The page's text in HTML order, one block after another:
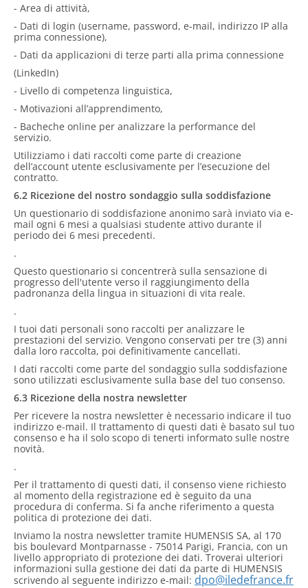
- Area di attività,
- Dati di login (username, password, e-mail, indirizzo IP alla
prima connessione),
- Dati da applicazioni di terze parti alla prima connessione
(LinkedIn)
- Livello di competenza linguistica,
- Motivazioni all’apprendimento,
- Bacheche online per analizzare la performance del
servizio.
Utilizziamo i dati raccolti come parte di creazione
dell’account utente esclusivamente per l’esecuzione del
contratto.
6.2 Ricezione del nostro sondaggio sulla soddisfazione
Un questionario di soddisfazione anonimo sarà inviato via e-
mail ogni 6 mesi a qualsiasi studente attivo durante il
periodo dei 6 mesi precedenti.
.
Questo questionario si concentrerà sulla sensazione di
progresso dell'utente verso il raggiungimento della
padronanza della lingua in situazioni di vita reale.
.
I tuoi dati personali sono raccolti per analizzare le
prestazioni del servizio. Vengono conservati per tre (3) anni
dalla loro raccolta, poi definitivamente cancellati.
I dati raccolti come parte del sondaggio sulla soddisfazione
sono utilizzati esclusivamente sulla base del tuo consenso.
6.3 Ricezione della nostra newsletter
Per ricevere la nostra newsletter è necessario indicare il tuo
indirizzo e-mail. Il trattamento di questi dati è basato sul tuo
consenso e ha il solo scopo di tenerti informato sulle nostre
novità.
.
Per il trattamento di questi dati, il consenso viene richiesto
al momento della registrazione ed è seguito da una
procedura di conferma. Si fa anche riferimento a questa
politica di protezione dei dati.
Inviamo la nostra newsletter tramite HUMENSIS SA, al 170
bis boulevard Montparnasse - 75014 Parigi, Francia, con un
livello appropriato di protezione dei dati. Troverai ulteriori
informazioni sulla gestione dei dati da parte di HUMENSIS
scrivendo al seguente indirizzo e-mail: dpo@iledefrance.fr